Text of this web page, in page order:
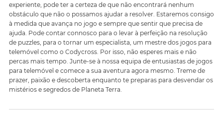
experiente, pode ter a certeza de que não encontrará nenhum
obstáculo que não o possamos ajudar a resolver. Estaremos consigo
à medida que avança no jogo e sempre que sentir que precisa de
ajuda. Pode contar connosco para o levar à perfeição na resolução
de puzzles, para o tornar um especialista, um mestre dos jogos para
telemóvel como o Codycross. Por isso, não esperes mais e não
percas mais tempo. Junte-se à nossa equipa de entusiastas de jogos
para telemóvel e comece a sua aventura agora mesmo. Treme de
prazer, paixão e descoberta enquanto te preparas para desvendar os
mistérios e segredos de Planeta Terra.